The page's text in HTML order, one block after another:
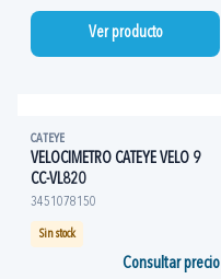
Ver producto
CATEYE
VELOCIMETRO CATEYE VELO 9
CC-VL820
3451078150
Sin stock
Consultar precio